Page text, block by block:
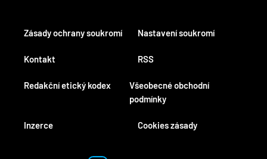
Kontakt
Redakční etický kodex
Inzerce
RSS
Všeobecné obchodní
podmínky
Cookies zásady
Zásady ochrany soukromí Nastavení soukromí